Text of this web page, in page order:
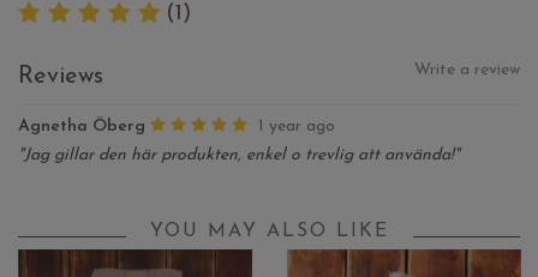
(1)
Reviews Write a review
Agnetha Öberg
1 year ago
"Jag gillar den här produkten, enkel o trevlig att använda!"
YOU MAY ALSO LIKE